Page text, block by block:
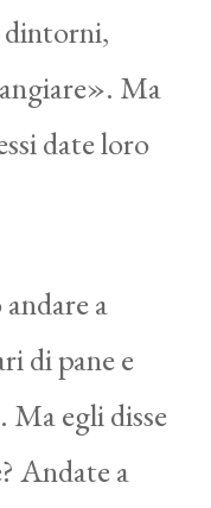
dintorni,
Ma
date loro
a
di pane e
Ma egli disse
Andate a